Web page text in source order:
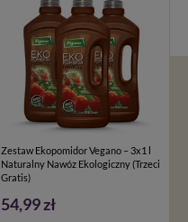
Zestaw Ekopomidor Vegano – 3x1 l
Naturalny Nawóz Ekologiczny (Trzeci
Gratis)
54,99 zł